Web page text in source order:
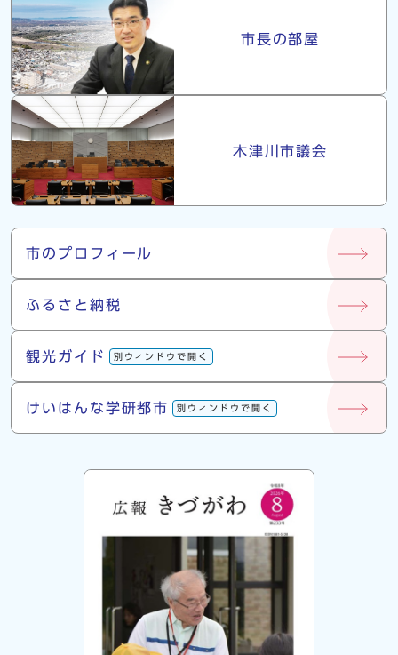
市長の部屋
木津川市議会
市について
市のプロフィール
ふるさと納税
観光ガイド 別ウィンドウで開く
けいはんな学研都市 別ウィンドウで開く